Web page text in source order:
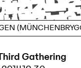
Gathering